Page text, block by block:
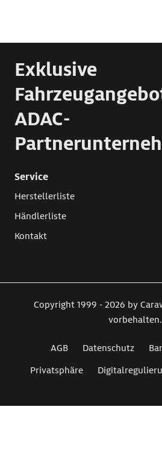
Exklusive
ADAC-
Service
Herstellerliste
Händlerliste
Kontakt
Copyright 1999 - 2026 by
vorbehalten.
AGB Datenschutz
Privatsphäre